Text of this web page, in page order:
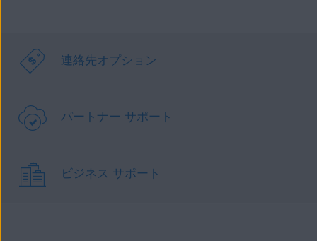
連絡先オプション
パートナー サポート
ビジネス サポート